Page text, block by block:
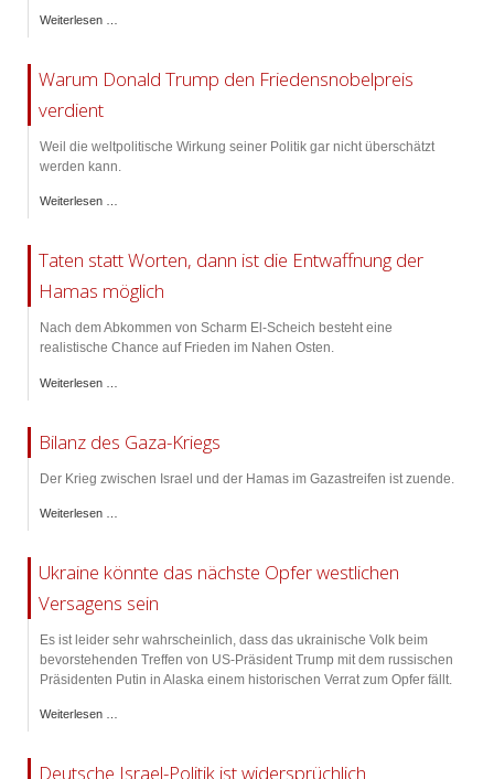
Weiterlesen …
Warum Donald Trump den Friedensnobelpreis
verdient
Weil die weltpolitische Wirkung seiner Politik gar nicht überschätzt
werden kann.
Weiterlesen …
Taten statt Worten, dann ist die Entwaffnung der
Hamas möglich
Nach dem Abkommen von Scharm El-Scheich besteht eine
realistische Chance auf Frieden im Nahen Osten.
Weiterlesen …
Bilanz des Gaza-Kriegs
Der Krieg zwischen Israel und der Hamas im Gazastreifen ist zuende.
Weiterlesen …
Ukraine könnte das nächste Opfer westlichen
Versagens sein
Es ist leider sehr wahrscheinlich, dass das ukrainische Volk beim
bevorstehenden Treffen von US-Präsident Trump mit dem russischen
Präsidenten Putin in Alaska einem historischen Verrat zum Opfer fällt.
Weiterlesen …
Deutsche Israel-Politik ist widersprüchlich